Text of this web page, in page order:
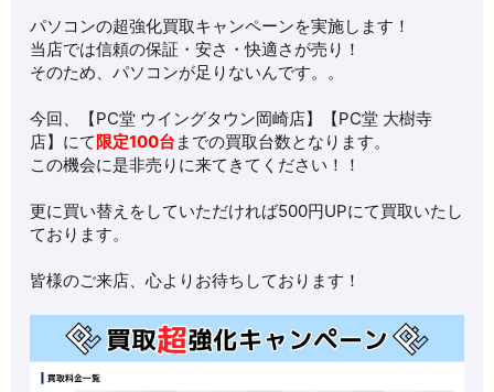
パソコンの超強化買取キャンペーンを実施します！
当店では信頼の保証・安さ・快適さが売り！
そのため、パソコンが足りないんです。。
今回、【PC堂 ウイングタウン岡崎店】【PC堂 大樹寺
店】にて限定100台 までの買取台数となります。
この機会に是非売りに来てきてください！！
更に買い替えをしていただければ500円UPにて買取いたし
ております。
皆様のご来店、心よりお待ちしております！